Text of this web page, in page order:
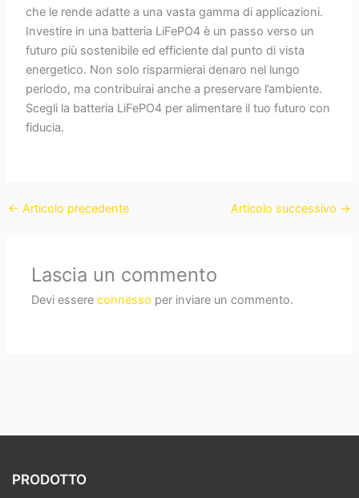
che le rende adatte a una vasta gamma di applicazioni.
Investire in una batteria LiFePO4 è un passo verso un
futuro più sostenibile ed efficiente dal punto di vista
energetico. Non solo risparmierai denaro nel lungo
periodo, ma contribuirai anche a preservare l’ambiente.
Scegli la batteria LiFePO4 per alimentare il tuo futuro con
fiducia.
← Articolo precedente Articolo successivo →
Lascia un commento
Devi essereconnesso per inviare un commento.
PRODOTTO